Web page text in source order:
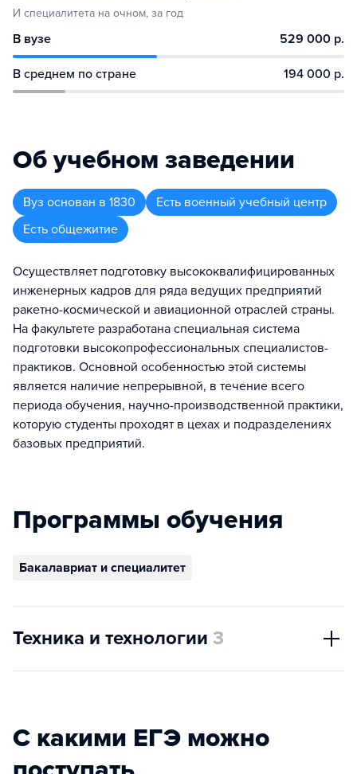
И специалитета на очном, за год
В вузе 529 000 р.
В среднем по стране 194 000 р.
Об учебном заведении
Вуз основан в 1830
Есть военный учебный центр
Есть общежитие
Осуществляет подготовку высококвалифицированных
инженерных кадров для ряда ведущих предприятий
ракетно-космической и авиационной отраслей страны.
На факультете разработана специальная система
подготовки высокопрофессиональных специалистов-
практиков. Основной особенностью этой системы
является наличие непрерывной, в течение всего
периода обучения, научно-производственной практики,
которую студенты проходят в цехах и подразделениях
базовых предприятий.
Программы обучения
Бакалавриат и специалитет
Техника и технологии 3
С какими ЕГЭ можно